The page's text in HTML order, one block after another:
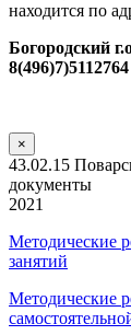
находится по
Богородский
8(496)7)5112764
×
43.02.15
документы
2021
Методические
занятий
Методические